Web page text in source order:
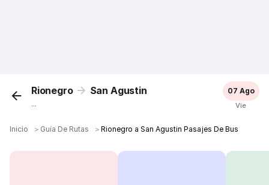
Rionegro San Agustin
...
07 Ago
Vie
Inicio ＞ Guía De Rutas ＞Rionegro a San Agustin Pasajes De Bus